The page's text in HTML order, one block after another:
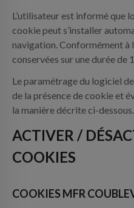
L’utilisateur est informé que
cookie peut s’installer
navigation. Conformément à
conservées sur une durée de
Le paramétrage du logiciel
de la présence de cookie et
la manière décrite ci-dessous.
ACTIVER /
COOKIES
COOKIES MFR